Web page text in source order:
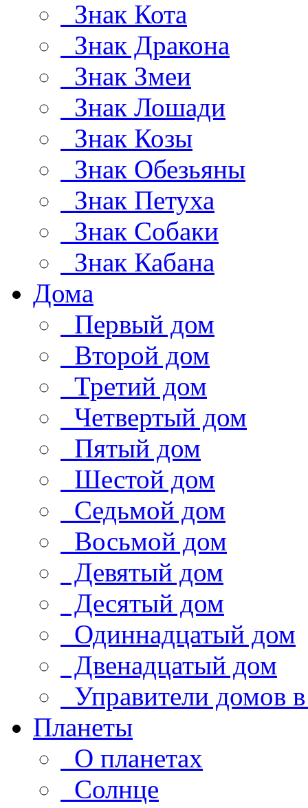
Знак Кота
Знак Дракона
Знак Змеи
Знак Лошади
Знак Козы
Знак Обезьяны
Знак Петуха
Знак Собаки
Знак Кабана
Дома
Первый дом
Второй дом
Третий дом
Четвертый дом
Пятый дом
Шестой дом
Седьмой дом
Восьмой дом
Девятый дом
Десятый дом
Одиннадцатый дом
Двенадцатый дом
Управители домов
Планеты
О планетах
Солнце